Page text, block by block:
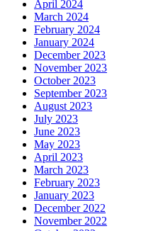
April 2024
March 2024
February 2024
January 2024
December 2023
November 2023
October 2023
September 2023
August 2023
July 2023
June 2023
May 2023
April 2023
March 2023
February 2023
January 2023
December 2022
November 2022